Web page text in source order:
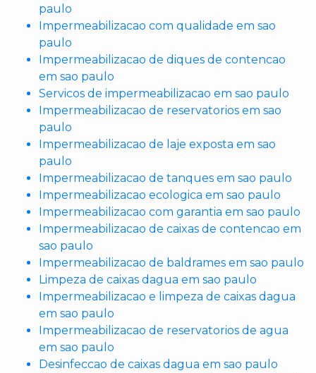
paulo
Impermeabilizacao com qualidade em sao
paulo
Impermeabilizacao de diques de contencao
em sao paulo
Servicos de impermeabilizacao em sao paulo
Impermeabilizacao de reservatorios em sao
paulo
Impermeabilizacao de laje exposta em sao
paulo
Impermeabilizacao de tanques em sao paulo
Impermeabilizacao ecologica em sao paulo
Impermeabilizacao com garantia em sao paulo
Impermeabilizacao de caixas de contencao em
sao paulo
Impermeabilizacao de baldrames em sao paulo
Limpeza de caixas dagua em sao paulo
Impermeabilizacao e limpeza de caixas dagua
em sao paulo
Impermeabilizacao de reservatorios de agua
em sao paulo
Desinfeccao de caixas dagua em sao paulo